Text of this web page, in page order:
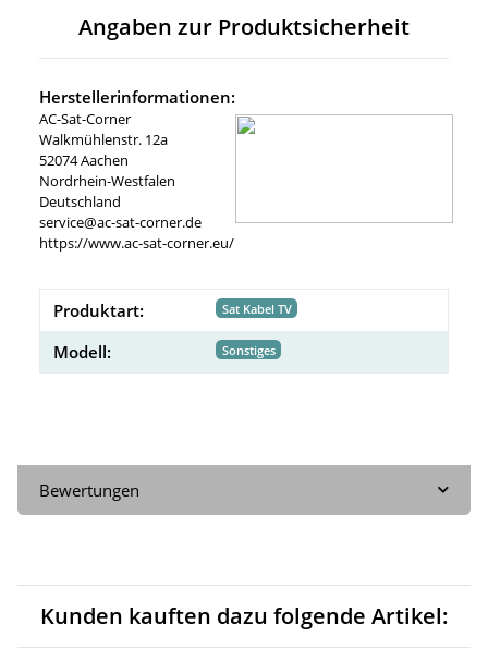
Angaben zur Produktsicherheit
Herstellerinformationen:
AC-Sat-Corner
Walkmühlenstr. 12a
52074 Aachen
Nordrhein-Westfalen
Deutschland
service@ac-sat-corner.de
https://www.ac-sat-corner.eu/
Produktart: Sat Kabel TV
Modell: Sonstiges
Bewertungen
Kunden kauften dazu folgende Artikel: